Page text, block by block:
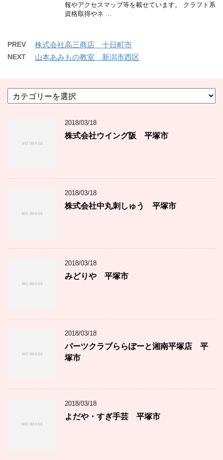
報やアクセスマップ等を載せています。 クラフト系
資格取得やネ …
PREV 株式会社高三商店 十日町市
NEXT 山本あみもの教室 新潟市西区
テ
2018/03/18
株式会社ウイング阪 平塚市
2018/03/18
株式会社中丸刺しゅう 平塚市
2018/03/18
みどりや 平塚市
2018/03/18
パーツクラブららぽーと湘南平塚店 平
塚市
2018/03/18
よだや・すぎ手芸 平塚市